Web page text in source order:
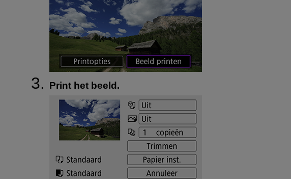
Print het beeld.